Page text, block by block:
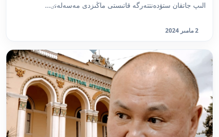
الىپ جاتقان ستۋدەنتتەرگە قاتىستى ماڭىزدى مەسەلەنٸ...
2 مامىر 2024